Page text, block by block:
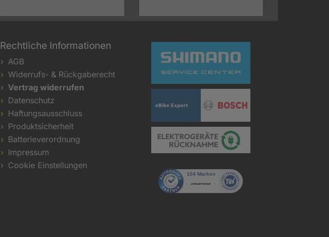
Rechtliche Informationen
AGB
Widerrufs- & Rückgaberecht
Vertrag widerrufen
Datenschutz
Haftungsausschluss
Produktsicherheit
Batterieverordnung
Impressum
Cookie Einstellungen